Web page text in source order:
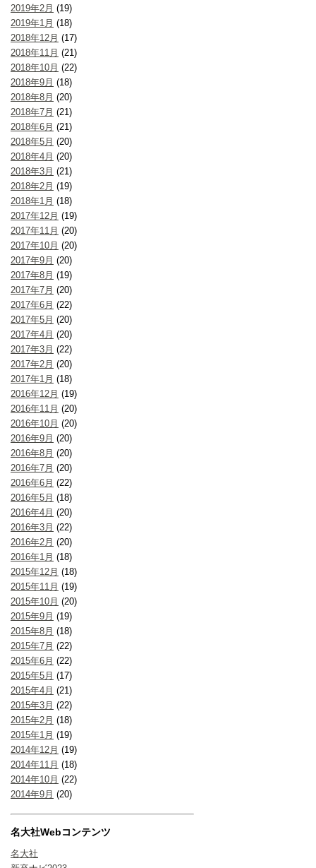
2019年2月 (19)
2019年1月 (18)
2018年12月 (17)
2018年11月 (21)
2018年10月 (22)
2018年9月 (18)
2018年8月 (20)
2018年7月 (21)
2018年6月 (21)
2018年5月 (20)
2018年4月 (20)
2018年3月 (21)
2018年2月 (19)
2018年1月 (18)
2017年12月 (19)
2017年11月 (20)
2017年10月 (20)
2017年9月 (20)
2017年8月 (19)
2017年7月 (20)
2017年6月 (22)
2017年5月 (20)
2017年4月 (20)
2017年3月 (22)
2017年2月 (20)
2017年1月 (18)
2016年12月 (19)
2016年11月 (20)
2016年10月 (20)
2016年9月 (20)
2016年8月 (20)
2016年7月 (20)
2016年6月 (22)
2016年5月 (18)
2016年4月 (20)
2016年3月 (22)
2016年2月 (20)
2016年1月 (18)
2015年12月 (18)
2015年11月 (19)
2015年10月 (20)
2015年9月 (19)
2015年8月 (18)
2015年7月 (22)
2015年6月 (22)
2015年5月 (17)
2015年4月 (21)
2015年3月 (22)
2015年2月 (18)
2015年1月 (19)
2014年12月 (19)
2014年11月 (18)
2014年10月 (22)
2014年9月 (20)
名大社Webコンテンツ
名大社